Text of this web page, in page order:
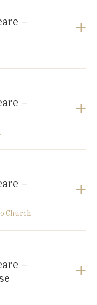
–
–
–
Church
Church
JAPAN
–